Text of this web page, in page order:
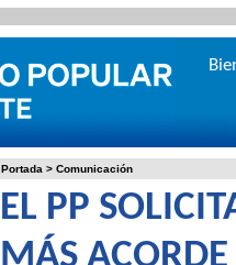
Portada > Comunicación
EL PP